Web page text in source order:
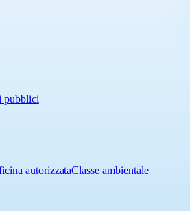
pubblici
autorizzataClasse ambientale